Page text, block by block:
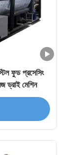
ফুড প্রসেসিং
ড্রাই মেশিন